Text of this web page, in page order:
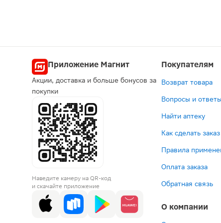
Приложение Магнит
Акции, доставка и больше бонусов за
покупки
Наведите камеру на QR-код
и скачайте приложение
Покупателям
Возврат товара
Вопросы и ответы
Найти аптеку
Как сделать заказ
Правила
Оплата заказа
Обратная связь
О компании